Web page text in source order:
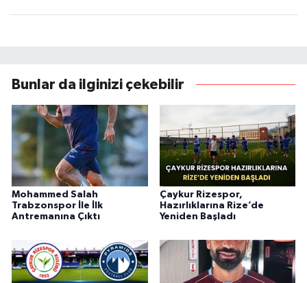
Bunlar da ilginizi çekebilir
Mohammed Salah
Trabzonspor İle İlk
Antremanına Çıktı
Çaykur Rizespor,
Hazırlıklarına Rize’de
Yeniden Başladı